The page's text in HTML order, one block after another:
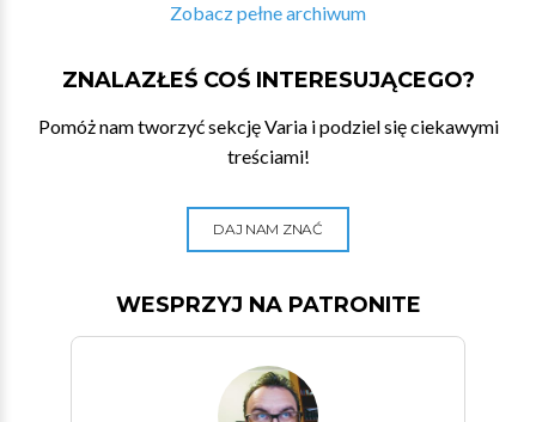
Zobacz pełne archiwum
ZNALAZŁEŚ COŚ INTERESUJĄCEGO?
Pomóż nam tworzyć sekcję Varia i podziel się ciekawymi
treściami!
DAJ NAM ZNAĆ
WESPRZYJ NA PATRONITE